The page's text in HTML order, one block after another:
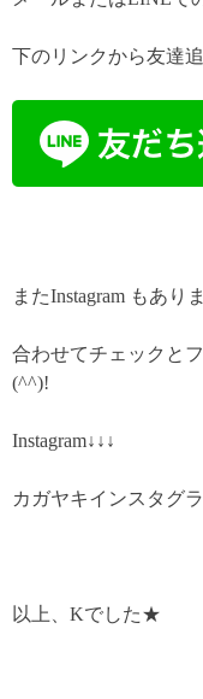
下のリンクから友達
またInstagram もあり
合わせてチェックと
(^^)!
Instagram↓↓↓
カガヤキインスタグ
以上、Kでした★